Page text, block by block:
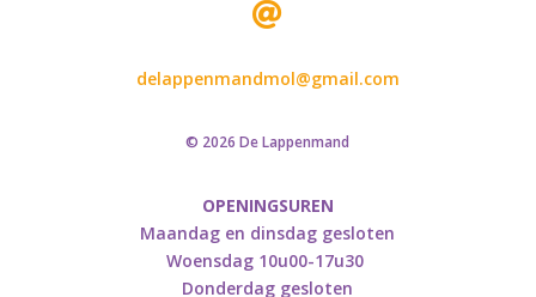

delappenmandmol@gmail.com
© 2026 De Lappenmand
OPENINGSUREN
Maandag en dinsdag gesloten
Woensdag 10u00-17u30
Donderdag gesloten